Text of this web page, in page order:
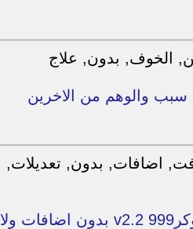
والوهم من الاخرين
السوفت الاْصلي 2.8 كيوماكس الجوكر999 v2.2 بدون اضافات ولا